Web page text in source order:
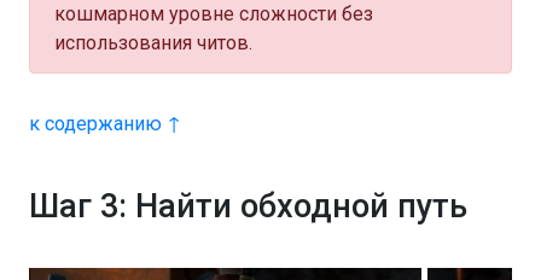
кошмарном уровне сложности без
использования читов.
к содержанию ↑
Шаг 3: Найти обходной путь